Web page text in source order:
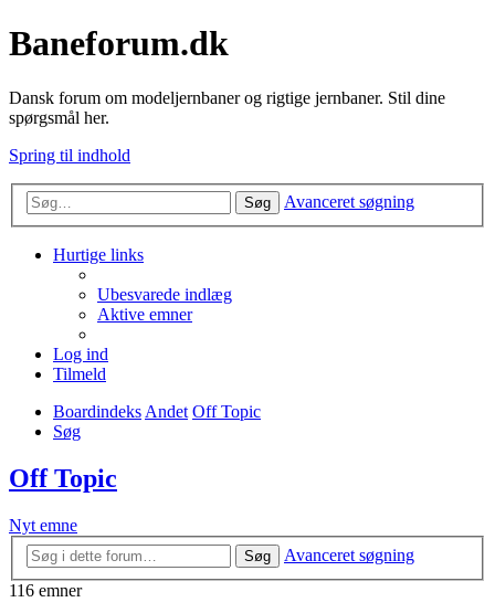
Baneforum.dk
Dansk forum om modeljernbaner og rigtige jernbaner. Stil dine
spørgsmål her.
Spring til indhold
Søg Avanceret søgning
Hurtige links
Ubesvarede indlæg
Aktive emner
Log ind
Tilmeld
BoardindeksAndet Off Topic
Søg
Off Topic
Nyt emne
Søg
Avanceret søgning
116 emner